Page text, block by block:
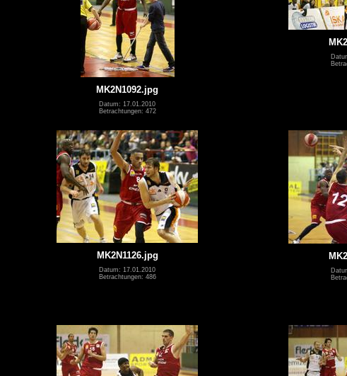
MK2N1092.jpg
Datum: 17.01.2010
Betrachtungen: 472
MK2N1126.jpg
Datum: 17.01.2010
Betrachtungen: 486